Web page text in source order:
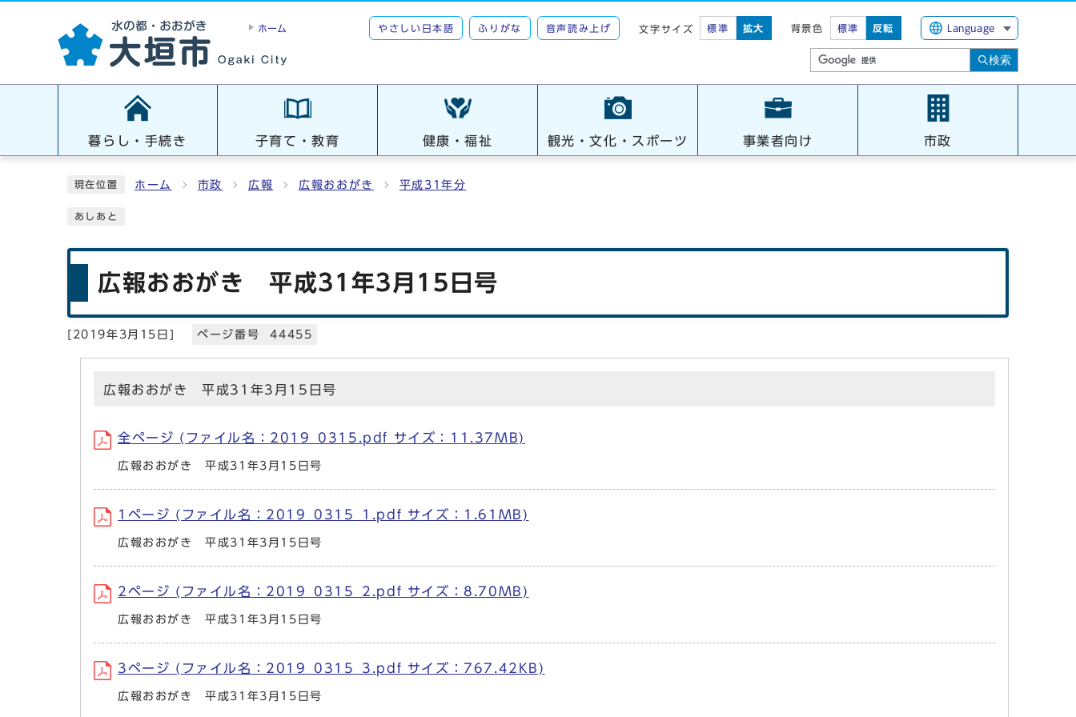
ホーム やさしい日本語 ふりがな 音声読み上げ 文字サイズ 標準 拡大 背景色 標準 反転 Language
検索
暮らし・手続き 子育て・教育 健康・福祉 観光・文化・スポーツ 事業者向け 市政
現在位置 ホーム 市政 広報 広報おおがき 平成31年分
あしあと
広報おおがき 平成31年3月15日号
2019年3月15日 ページ番号 44455
広報おおがき 平成31年3月15日号
全ページ (ファイル名：2019_0315.pdf サイズ：11.37MB)
広報おおがき 平成31年3月15日号
1ページ (ファイル名：2019_0315_1.pdf サイズ：1.61MB)
広報おおがき 平成31年3月15日号
2ページ (ファイル名：2019_0315_2.pdf サイズ：8.70MB)
広報おおがき 平成31年3月15日号
3ページ (ファイル名：2019_0315_3.pdf サイズ：767.42KB)
広報おおがき 平成31年3月15日号